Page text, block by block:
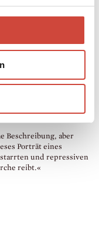
Beschreibung, aber
Porträt eines
und repressiven
reibt.«